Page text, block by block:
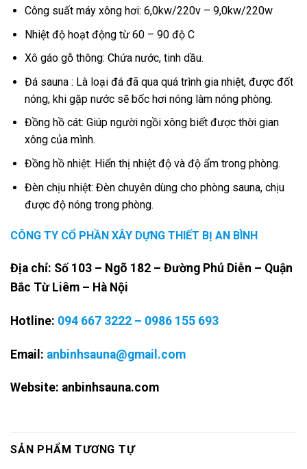
Công suất máy xông hơi: 6,0kw/220v – 9,0kw/220w
Nhiệt độ hoạt động từ 60 – 90 độ C
Xô gáo gỗ thông: Chứa nước, tinh dầu.
Đá sauna : Là loại đá đã qua quá trình gia nhiệt, được đốt
nóng, khi gặp nước sẽ bốc hơi nóng làm nóng phòng.
Đồng hồ cát: Giúp người ngồi xông biết được thời gian
xông của mình.
Đồng hồ nhiệt: Hiển thị nhiệt độ và độ ẩm trong phòng.
Đèn chịu nhiệt: Đèn chuyên dùng cho phòng sauna, chịu
được độ nóng trong phòng.
CÔNG TY CỔ PHẦN XÂY DỰNG THIẾT BỊ AN BÌNH
Địa chỉ: Số 103 – Ngõ 182 – Đường Phú Diễn – Quận
Bắc Từ Liêm – Hà Nội
Hotline: 094 667 3222 – 0986 155 693
Email: anbinhsauna@gmail.com
Website: anbinhsauna.com
SẢN PHẨM TƯƠNG TỰ